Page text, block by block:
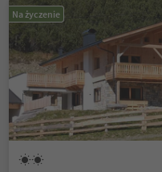
Na życzenie